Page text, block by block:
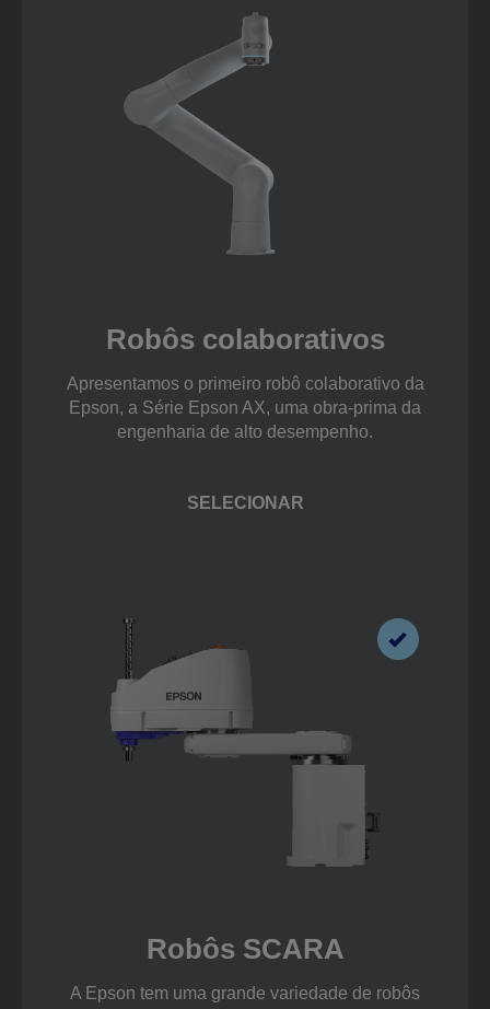
Robôs colaborativos
Apresentamos o primeiro robô colaborativo da
Epson, a Série Epson AX, uma obra-prima da
engenharia de alto desempenho.
SELECIONAR
Robôs SCARA
A Epson tem uma grande variedade de robôs